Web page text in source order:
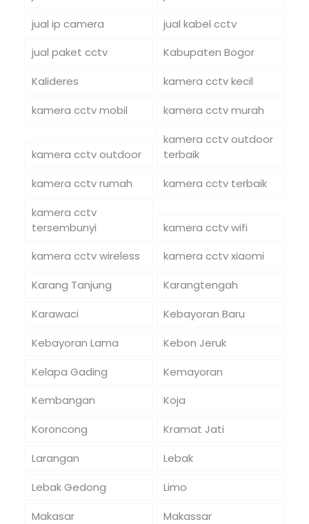
jual ip camera
jual kabel cctv
jual paket cctv
Kabupaten Bogor
Kalideres
kamera cctv kecil
kamera cctv mobil
kamera cctv murah
kamera cctv outdoor
kamera cctv outdoor
terbaik
kamera cctv rumah
kamera cctv terbaik
kamera cctv
tersembunyi
kamera cctv wifi
kamera cctv wireless
kamera cctv xiaomi
Karang Tanjung
Karangtengah
Karawaci
Kebayoran Baru
Kebayoran Lama
Kebon Jeruk
Kelapa Gading
Kemayoran
Kembangan
Koja
Koroncong
Kramat Jati
Larangan
Lebak
Lebak Gedong
Limo
Makasar
Makassar